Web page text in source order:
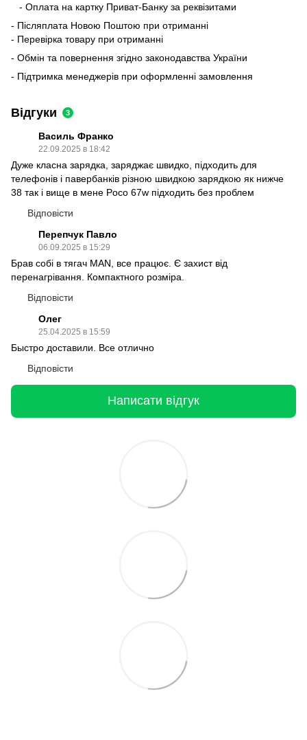
- Оплата на картку Приват-Банку за реквізитами
- Післяплата Новою Поштою при отриманні
- Перевірка товару при отриманні
- Обмін та повернення згідно законодавства України
- Підтримка менеджерів при оформленні замовлення
Відгуки 3
Василь Франко
22.09.2025 в 18:42
Дуже класна зарядка, заряджає швидко, підходить для
телефонів і павербанків різною швидкою зарядкою як нижче
38 так і вище в мене Poco 67w підходить без проблем
Відповісти
Перепчук Павло
06.09.2025 в 15:29
Брав собі в тягач MAN, все працює. Є захист від
перенагрівання. Компактного розміра.
Відповісти
Олег
25.04.2025 в 15:59
Быстро доставили. Все отлично
Відповісти
Написати відгук